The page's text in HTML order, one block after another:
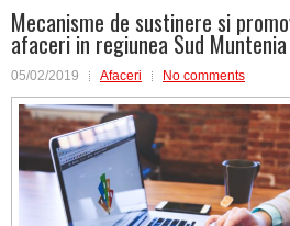
Mecanisme de sustinere si
afaceri in regiunea Sud Muntenia
05/02/2019 Afaceri No comments